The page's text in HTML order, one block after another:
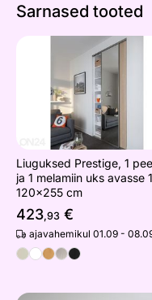
Sarnased tooted
Liuguksed Prestige,
Otsi sarnaseid
Liuguksed Prestige, 1
ja 1 melamiin uks avasse
120x255 cm
423,93 €
ajavahemikul 01.09 -